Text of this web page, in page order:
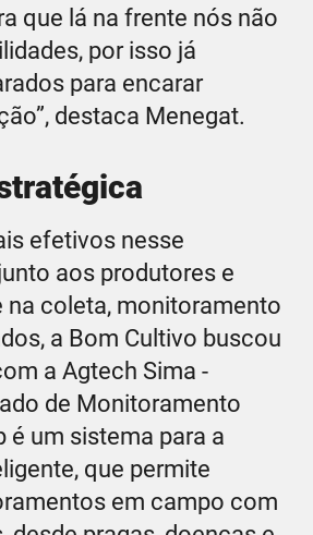
que lá na frente nós não
por isso já
para encarar
destaca Menegat.
efetivos nesse
aos produtores e
na coleta, monitoramento
a Bom Cultivo buscou
a Agtech Sima -
de Monitoramento
é um sistema para a
que permite
em campo com